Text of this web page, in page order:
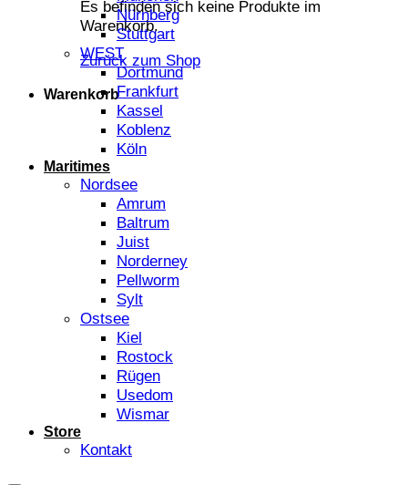
Es befinden sich keine Produkte im
Warenkorb.
Zurück zum Shop
Warenkorb
Nürnberg
Stuttgart
WEST
Dortmund
Frankfurt
Kassel
Koblenz
Köln
Maritimes
Nordsee
Amrum
Baltrum
Juist
Norderney
Pellworm
Sylt
Ostsee
Kiel
Rostock
Rügen
Usedom
Wismar
Store
Kontakt